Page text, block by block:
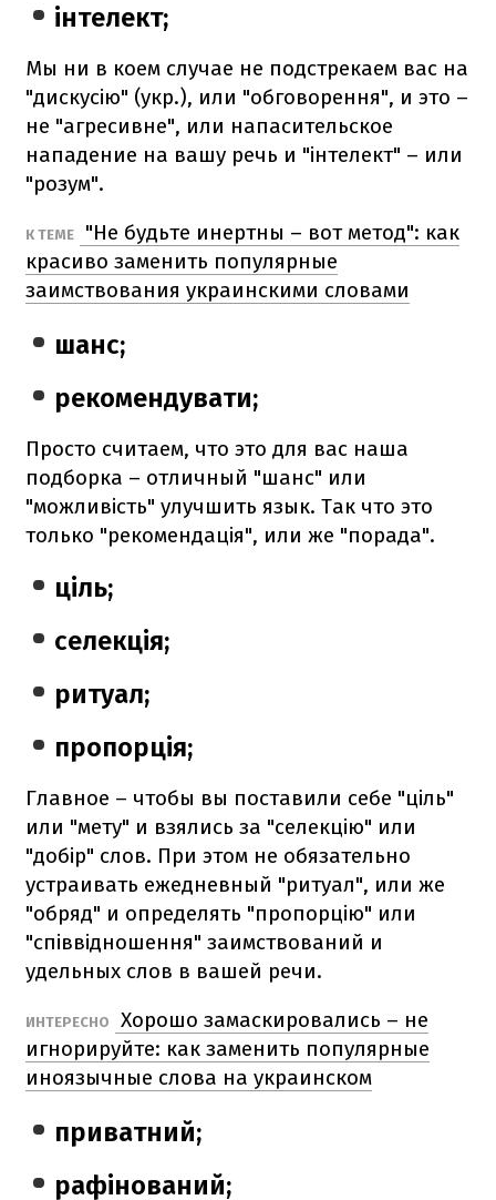
інтелект;
Мы ни в коем случае не подстрекаем вас на
"дискусію" (укр.), или "обговорення", и это –
не "агресивне", или напасительское
нападение на вашу речь и "інтелект" – или
"розум".
К ТЕМЕ
"Не будьте инертны – вот метод": как
красиво заменить популярные
заимствования украинскими словами
шанс;
рекомендувати;
Просто считаем, что это для вас наша
подборка – отличный "шанс" или
"можливість" улучшить язык. Так что это
только "рекомендація", или же "порада".
ціль;
селекція;
ритуал;
пропорція;
Главное – чтобы вы поставили себе "ціль"
или "мету" и взялись за "селекцію" или
"добір" слов. При этом не обязательно
устраивать ежедневный "ритуал", или же
"обряд" и определять "пропорцію" или
"співвідношення" заимствований и
удельных слов в вашей речи.
ИНТЕРЕСНО
Хорошо замаскировались – не
игнорируйте: как заменить популярные
иноязычные слова на украинском
приватний;
рафінований;